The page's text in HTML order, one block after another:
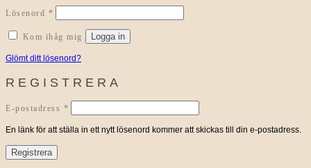
Lösenord *
Kom ihåg mig Logga in
Glömt ditt lösenord?
REGISTRERA
E-postadress *
En länk för att ställa in ett nytt lösenord kommer att skickas till din e-postadress.
Registrera